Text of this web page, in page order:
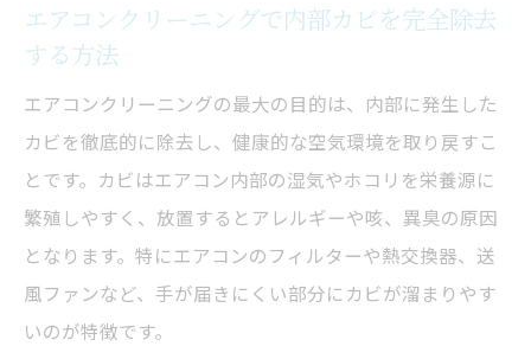
エアコンクリーニングで内部カビを完全除去
する方法
エアコンクリーニングの最大の目的は、内部に発生した
カビを徹底的に除去し、健康的な空気環境を取り戻すこ
とです。カビはエアコン内部の湿気やホコリを栄養源に
繁殖しやすく、放置するとアレルギーや咳、異臭の原因
となります。特にエアコンのフィルターや熱交換器、送
風ファンなど、手が届きにくい部分にカビが溜まりやす
いのが特徴です。